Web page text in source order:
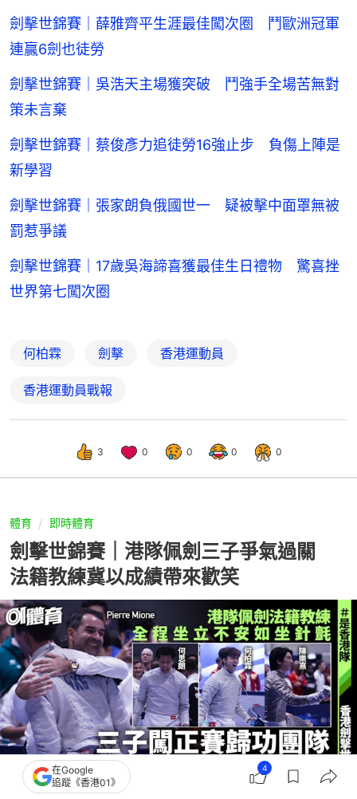
劍擊世錦賽｜薛雅齊平生涯最佳闖次圈 鬥歐洲冠軍
連贏6劍也徒勞
劍擊世錦賽｜吳浩天主場獲突破 鬥強手全場苦無對
策未言棄
劍擊世錦賽｜蔡俊彥力追徒勞16強止步 負傷上陣是
新學習
劍擊世錦賽｜張家朗負俄國世一 疑被擊中面罩無被
罰惹爭議
劍擊世錦賽｜17歲吳海諦喜獲最佳生日禮物 驚喜挫
世界第七闖次圈
何柏霖 劍擊 香港運動員
香港運動員戰報
3 0 0 0 0
體育 即時體育
劍擊世錦賽｜港隊佩劍三子爭氣過關
法籍教練冀以成績帶來歡笑
在Google
追蹤《香港01》
4